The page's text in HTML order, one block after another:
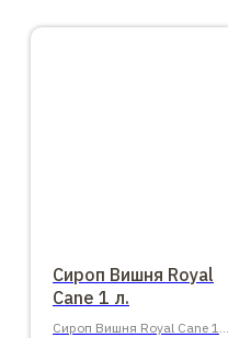
Сироп Вишня Royal
Cane 1 л.
Сироп Вишня Royal Cane 1